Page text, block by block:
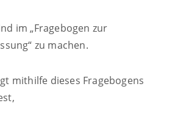
im „Fragebogen zur
zu machen.
mithilfe dieses Fragebogens